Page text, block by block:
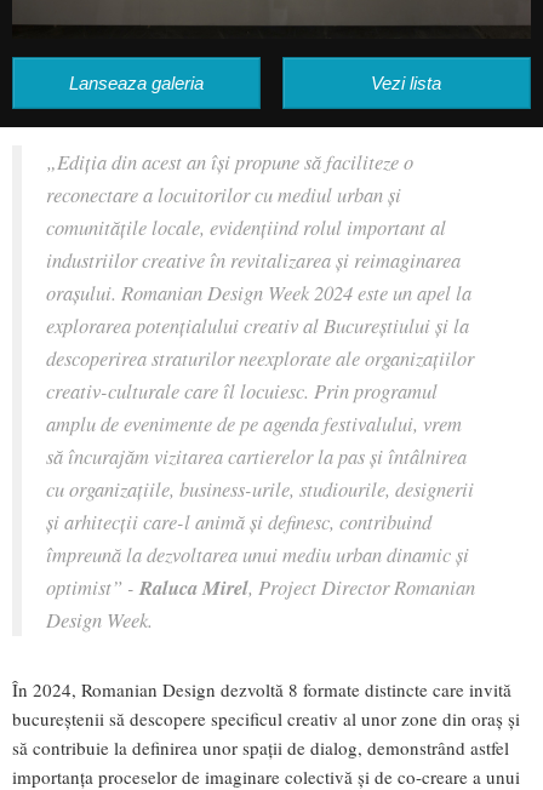
Lanseaza galeria Vezi lista
„Ediția din acest an își propune să faciliteze o
reconectare a locuitorilor cu mediul urban și
comunitățile locale, evidențiind rolul important al
industriilor creative în revitalizarea și reimaginarea
orașului. Romanian Design Week 2024 este un apel la
explorarea potențialului creativ al Bucureștiului și la
descoperirea straturilor neexplorate ale organizațiilor
creativ-culturale care îl locuiesc. Prin programul
amplu de evenimente de pe agenda festivalului, vrem
să încurajăm vizitarea cartierelor la pas și întâlnirea
cu organizațiile, business-urile, studiourile, designerii
și arhitecții care-l animă și definesc, contribuind
împreună la dezvoltarea unui mediu urban dinamic și
optimist” - Raluca Mirel, Project Director Romanian
Design Week.
În 2024, Romanian Design dezvoltă 8 formate distincte care invită
bucureștenii să descopere specificul creativ al unor zone din oraș și
să contribuie la definirea unor spații de dialog, demonstrând astfel
importanța proceselor de imaginare colectivă și de co-creare a unui